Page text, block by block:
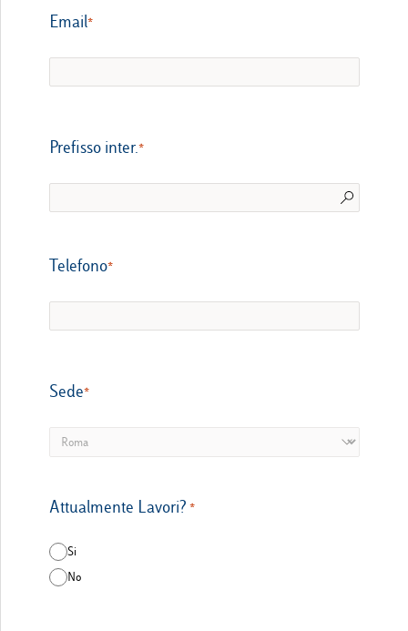
Email
Prefisso inter.
Telefono​​​​​​​
Sede
Attualmente Lavori?
Si
No